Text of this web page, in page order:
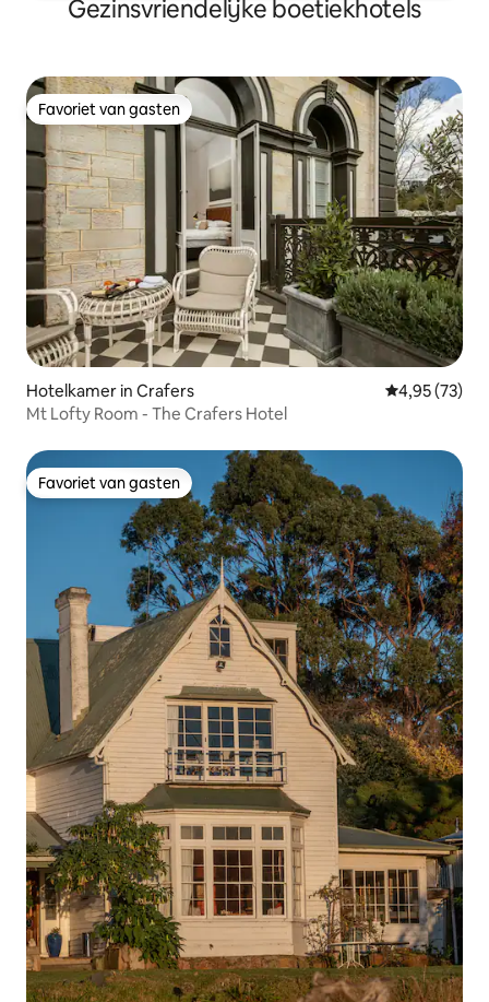
Gezinsvriendelijke boetiekhotels
Favoriet van gasten
Favoriet van gasten
Hotelkamer in Crafers Gemiddelde
4,95 (73)
Mt Lofty Room - The Crafers Hotel
Favoriet van gasten
Favoriet van gasten